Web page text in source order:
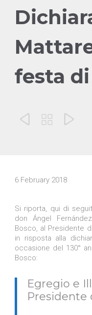
festa
  
6 February 2018
Si riporta, qui di
don Ángel
Bosco, al Presidente
in risposta alla
occasione del 130°
Bosco:
Egregio e
Presidente